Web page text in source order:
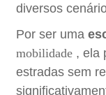
diversos
Por ser uma
mobilidade , ela
estradas sem